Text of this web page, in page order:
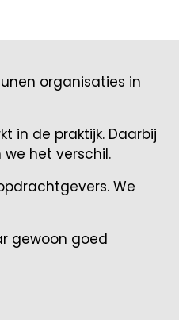
organisaties in
in de praktijk. Daarbij
het verschil.
We
gewoon goed